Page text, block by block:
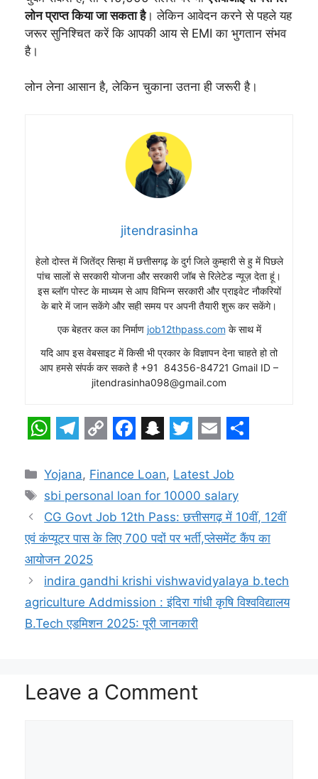
लोन प्राप्त किया जा सकता है। लेकिन आवेदन करने से पहले यह
जरूर सुनिश्चित करें कि आपकी आय से EMI का भुगतान संभव
है।
लोन लेना आसान है, लेकिन चुकाना उतना ही जरूरी है।
jitendrasinha
हेलो दोस्त में जितेंद्र सिन्हा में छत्तीसगढ़ के दुर्ग जिले कुम्हारी से हु में पिछले
पांच सालों से सरकारी योजना और सरकारी जॉब से रिलेटेड न्यूज़ देता हूं।
इस ब्लॉग पोस्ट के माध्यम से आप विभिन्न सरकारी और प्राइवेट नौकरियों
के बारे में जान सकेंगे और सही समय पर अपनी तैयारी शुरू कर सकेंगे।
एक बेहतर कल का निर्माण job12thpass.com के साथ में
यदि आप इस वेबसाइट में किसी भी प्रकार के विज्ञापन देना चाहते हो तो
आप हमसे संपर्क कर सकते है +91 84356-84721 Gmail ID –
jitendrasinha098@gmail.com
h
a
t
s
A
p
p
e
l
e
g
r
a
m
o
p
y
L
i
n
k
a
c
e
b
o
k
n
a
p
c
a
t
w
i
t
t
r
m
a
i
l
h
a
r
e
Categories
Yojana, Finance Loan, Latest Job
Tags
sbi personal loan for 10000 salary
CG Govt Job 12th Pass: छत्तीसगढ़ में 10वीं, 12वीं
एवं कंप्यूटर पास के लिए 700 पदों पर भर्ती,प्लेसमेंट कैंप का
आयोजन 2025
indira gandhi krishi vishwavidyalaya b.tech
agriculture Addmission : इंदिरा गांधी कृषि विश्वविद्यालय
B.Tech एडमिशन 2025: पूरी जानकारी
Leave a Comment